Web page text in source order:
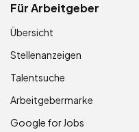
Für Arbeitgeber
Übersicht
Stellenanzeigen
Talentsuche
Arbeitgebermarke
Google for Jobs